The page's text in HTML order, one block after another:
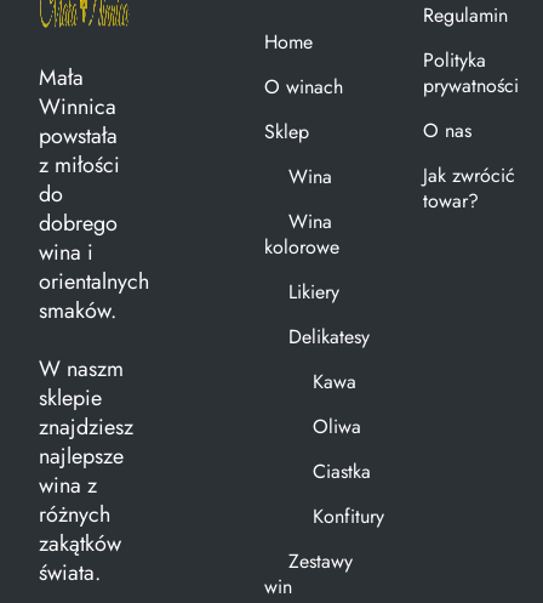
Mała
Winnica
powstała
z miłości
do
dobrego
wina i
orientalnych
smaków.
W naszm
sklepie
znajdziesz
najlepsze
wina z
różnych
zakątków
świata.
Home
O winach
Sklep
Wina
Wina
kolorowe
Likiery
Delikatesy
Kawa
Oliwa
Ciastka
Konfitury
Zestawy
win
Regulamin
Polityka
prywatności
O nas
Jak zwrócić
towar?